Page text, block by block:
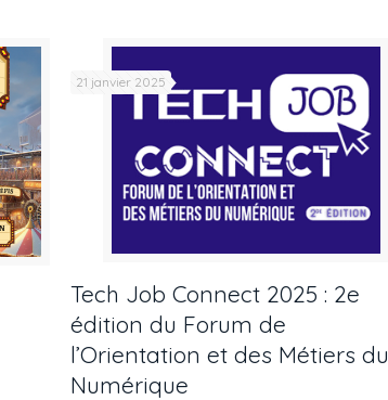
21 janvier 2025
Tech Job Connect 2025 : 2e
édition du Forum de
l’Orientation et des Métiers du
Numérique